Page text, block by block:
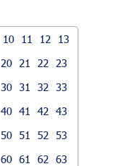
10 11 12
13
20 21 22
23
30 31 32
33
40 41 42
43
50 51 52
53
60 61 62
63